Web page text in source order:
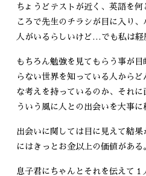
ちょうどテストが近く、英語を
ころで先生のチラシが目に入り
人がいるらしいけど…でも私は経
もちろん勉強を見てもらう事が
らない世界を知っている人から
な考えを持っているのか、それ
ういう風に人との出会いを大事に
出会いに関しては目に見えて結
にはきっとお金以上の価値がある
息子君にちゃんとそれを伝えて１